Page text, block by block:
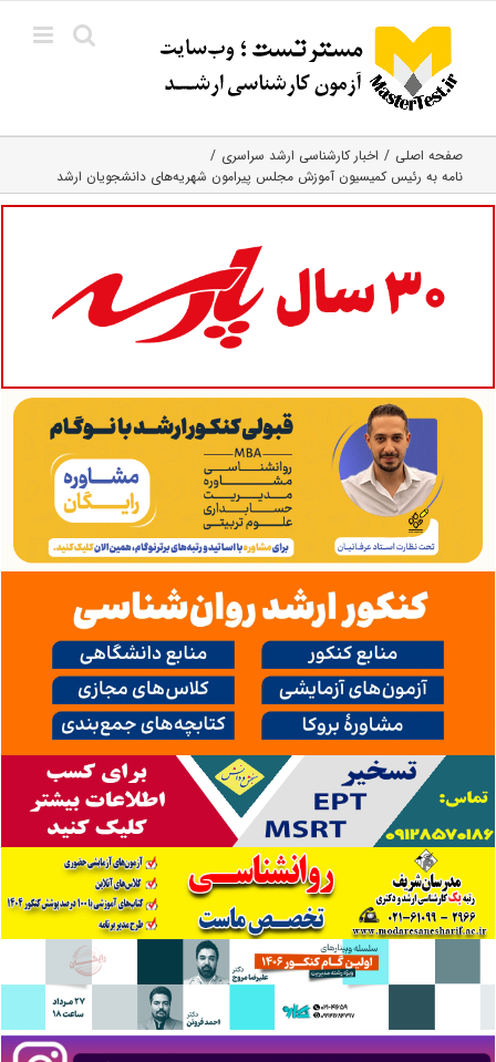
content
صفحه اصلی
اخبار کارشناسی ارشد سراسری
نامه به رئیس کمیسیون آموزش مجلس پیرامون شهریه‌های دانشجویان ارشد